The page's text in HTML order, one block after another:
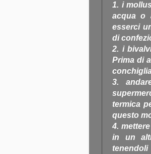
1. i
acqua o
esserci
di
2. i
Prima di
3.
termica
questo
4.
in un